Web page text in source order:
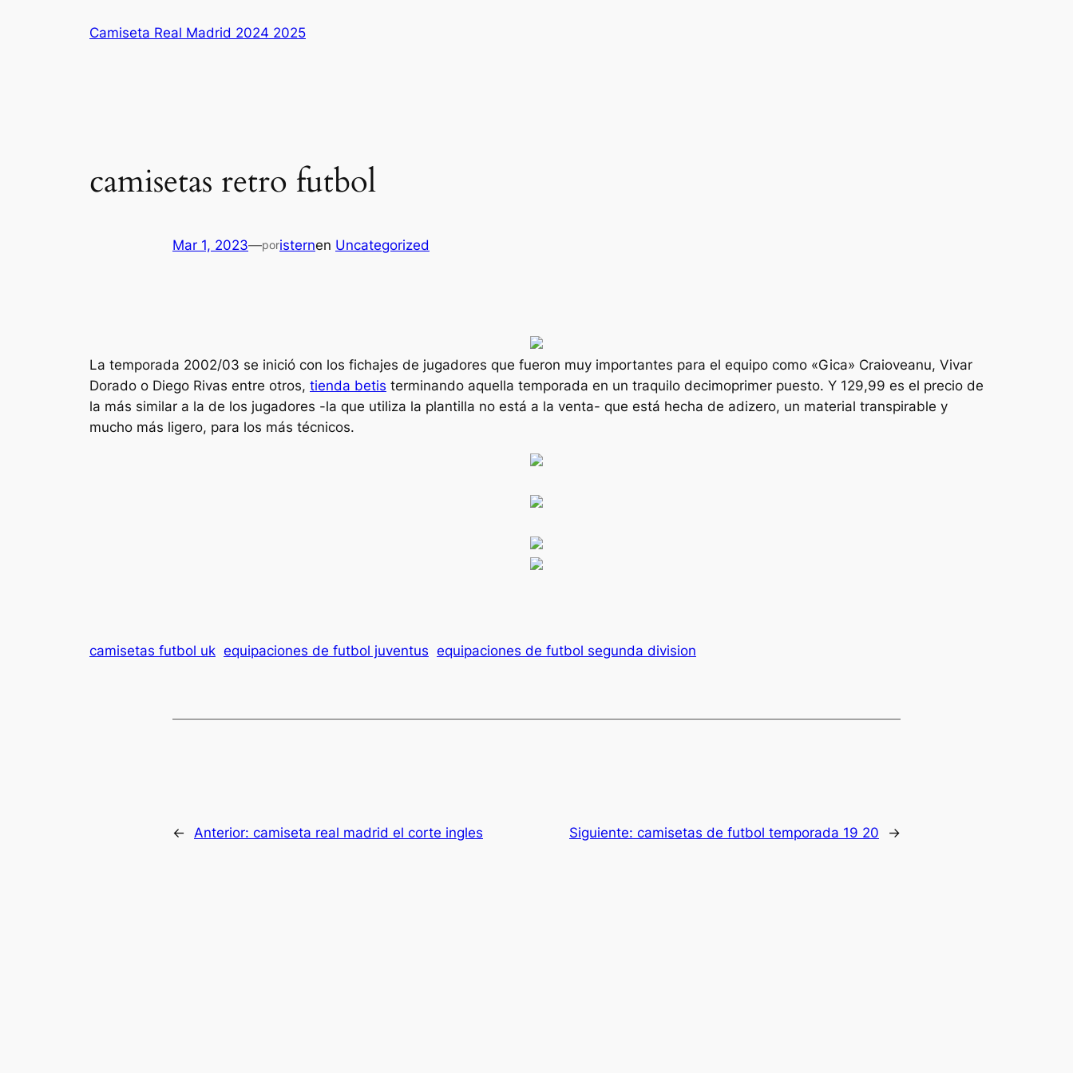
Camiseta Real Madrid 2024 2025
camisetas retro futbol
Mar 1, 2023—poristernen Uncategorized
La temporada 2002/03 se inició con los fichajes de jugadores que fueron muy importantes para el equipo como «Gica» Craioveanu, Vivar
Dorado o Diego Rivas entre otros, tienda betis terminando aquella temporada en un traquilo decimoprimer puesto. Y 129,99 es el precio de
la más similar a la de los jugadores -la que utiliza la plantilla no está a la venta- que está hecha de adizero, un material transpirable y
mucho más ligero, para los más técnicos.
camisetas futbol uk equipaciones de futbol juventus equipaciones de futbol segunda division
← Anterior: camiseta real madrid el corte ingles Siguiente: camisetas de futbol temporada 19 20 →